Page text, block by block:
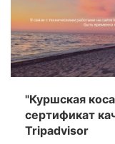
"Куршская
сертификат
Tripаdvisor